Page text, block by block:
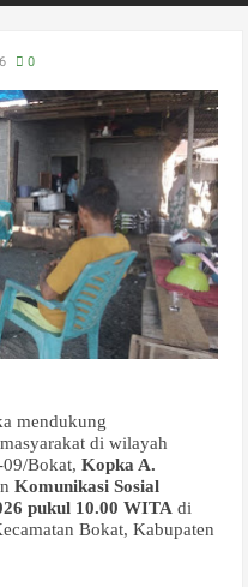
0
mendukung
di wilayah
09/Bokat,Kopka A.
Komunikasi Sosial
pukul 10.00 WITA di
Bokat, Kabupaten